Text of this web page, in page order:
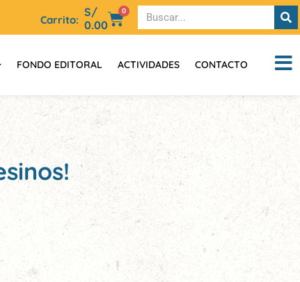
Carrito:
S/
0.00
0
FONDO EDITORAL ACTIVIDADES CONTACTO